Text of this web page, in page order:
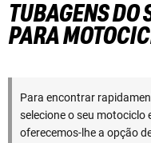
TUBAGENS DO
PARA
Para encontrar
selecione o seu motociclo
oferecemos-lhe a opção